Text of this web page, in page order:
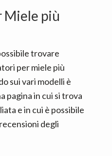
più
trovare
per miele più
sui vari modelli è
pagina in cui si trova
e in cui è possibile
degli